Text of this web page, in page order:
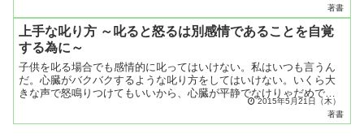
著書
上手な叱り方 ～叱ると怒るは別感情であることを自覚
する為に～
子供を叱る場合でも感情的に叱ってはいけない。私はいつも言うん
だ。心臓がバクバクするような叱り方をしてはいけない。いくら大
きな声で怒鳴りつけてもいいから、心臓が平静でなけりゃだめです
よ。子供を叱るんでも、夫を叱るんでも、妻を叱るんでも2015年5月21日（木）
著書